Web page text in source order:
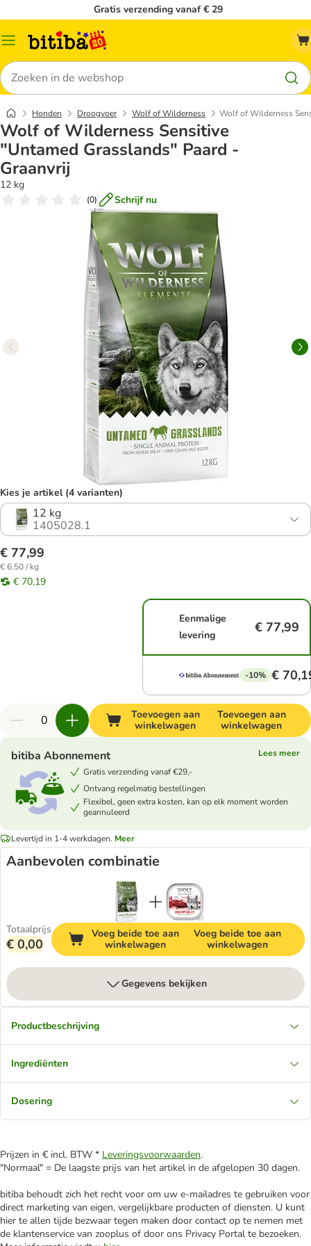
Gratis verzending vanaf € 29
Catalogusmenu
Zoeken
Honden Droogvoer Wolf of Wilderness Wolf of Wilderness
Wolf of Wilderness Sensitive
"Untamed Grasslands" Paard -
Graanvrij
12 kg
(0) Schrijf nu
Kies je artikel (4 varianten)
12 kg
1405028.1
€ 77,99
€ 6,50 / kg
€ 70,19
Eenmalige
levering
€ 77,99
-10% €
Toevoegen aan
winkelwagen
Toevoegen aan
winkelwagen
bitiba Abonnement
Lees meer
Gratis verzending vanaf €29,-
Ontvang regelmatig bestellingen
Flexibel, geen extra kosten, kan op elk moment worden
geannuleerd
Levertijd in 1-4 werkdagen. Meer
Aanbevolen combinatie
Totaalprijs
€ 0,00
Voeg beide toe aan
winkelwagen
Voeg beide toe aan
winkelwagen
Gegevens bekijken
Productbeschrijving
Ingrediënten
Dosering
Prijzen in € incl. BTW * Leveringsvoorwaarden.
"Normaal" = De laagste prijs van het artikel in de afgelopen 30 dagen.
bitiba behoudt zich het recht voor om uw e-mailadres te gebruiken voor
direct marketing van eigen, vergelijkbare producten of diensten. U kunt
hier te allen tijde bezwaar tegen maken door contact op te nemen met
de klantenservice van zooplus of door ons Privacy Portal te bezoeken.